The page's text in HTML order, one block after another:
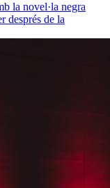
la novel·la negra
després de la